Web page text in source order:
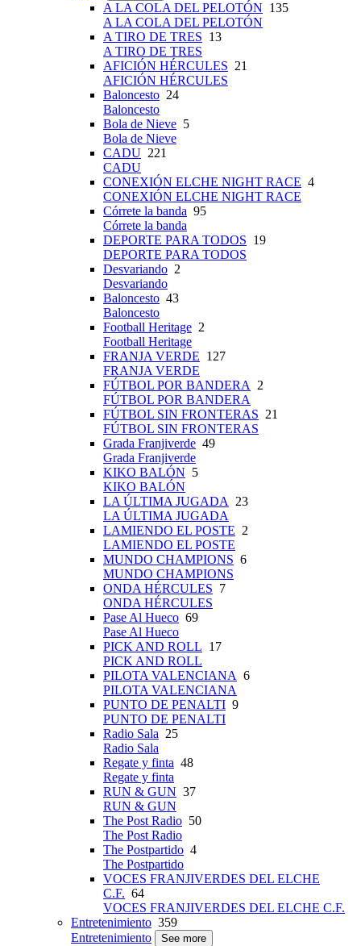
A LA COLA DEL PELOTÓN 135
A LA COLA DEL PELOTÓN
A TIRO DE TRES 13
A TIRO DE TRES
AFICIÓN HÉRCULES 21
AFICIÓN HÉRCULES
Baloncesto 24
Baloncesto
Bola de Nieve 5
Bola de Nieve
CADU 221
CADU
CONEXIÓN ELCHE NIGHT RACE 4
CONEXIÓN ELCHE NIGHT RACE
Córrete la banda 95
Córrete la banda
DEPORTE PARA TODOS 19
DEPORTE PARA TODOS
Desvariando 2
Desvariando
Baloncesto 43
Baloncesto
Football Heritage 2
Football Heritage
FRANJA VERDE 127
FRANJA VERDE
FÚTBOL POR BANDERA 2
FÚTBOL POR BANDERA
FÚTBOL SIN FRONTERAS 21
FÚTBOL SIN FRONTERAS
Grada Franjiverde 49
Grada Franjiverde
KIKO BALÓN 5
KIKO BALÓN
LA ÚLTIMA JUGADA 23
LA ÚLTIMA JUGADA
LAMIENDO EL POSTE 2
LAMIENDO EL POSTE
MUNDO CHAMPIONS 6
MUNDO CHAMPIONS
ONDA HÉRCULES 7
ONDA HÉRCULES
Pase Al Hueco 69
Pase Al Hueco
PICK AND ROLL 17
PICK AND ROLL
PILOTA VALENCIANA 6
PILOTA VALENCIANA
PUNTO DE PENALTI 9
PUNTO DE PENALTI
Radio Sala 25
Radio Sala
Regate y finta 48
Regate y finta
RUN & GUN 37
RUN & GUN
The Post Radio 50
The Post Radio
The Postpartido 4
The Postpartido
VOCES FRANJIVERDES DEL ELCHE
C.F. 64
VOCES FRANJIVERDES DEL ELCHE C.F.
Entretenimiento 359
Entretenimiento
See more